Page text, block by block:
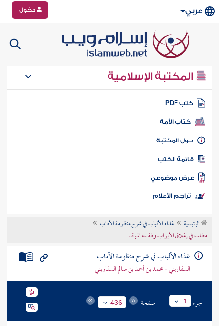
عربي دخول
المكتبة الإسلامية
كتب PDF
كتاب الأمة
المكتبة
الكتب
موضوعي
تراجم الأعلام
الرئيسية
غذاء الألباب في شرح منظومة الآداب
مطلب في إغلاق الأبواب وطفء الموقد
غذاء الألباب في شرح منظومة الآداب
السفاريني - محمد بن أحمد بن سالم السفاريني
جزء 1 صفحة 436